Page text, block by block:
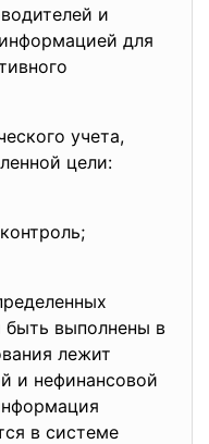
и
для
учета,
цели:
выполнены в
лежит
и нефинансовой
в системе